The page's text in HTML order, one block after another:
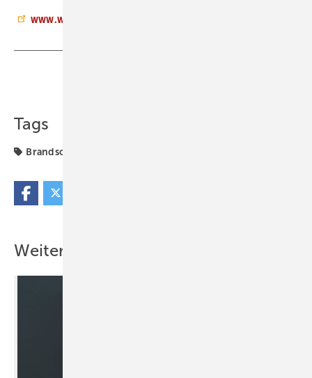
www.weise-software.de
Tags
Brandschutz
Weitere Inhalte